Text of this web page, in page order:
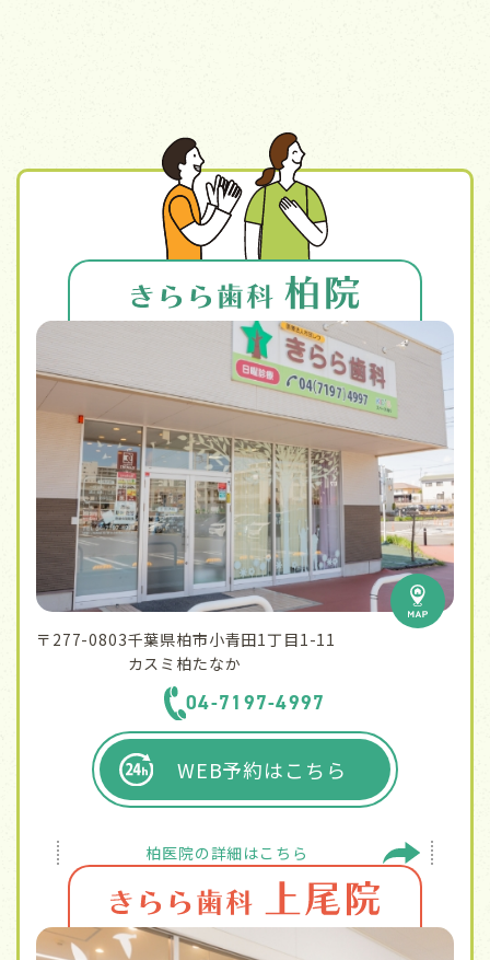
〒277-0803千葉県柏市小青田1丁目1-11
カスミ柏たなか
04-7197-4997
WEB予約はこちら
柏医院の詳細はこちら